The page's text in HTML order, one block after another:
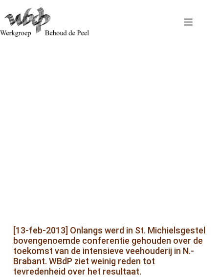
[13-feb-2013] Onlangs werd in St. Michielsgestel
bovengenoemde conferentie gehouden over de
toekomst van de intensieve veehouderij in N.-
Brabant. WBdP ziet weinig reden tot
tevredenheid over het resultaat.